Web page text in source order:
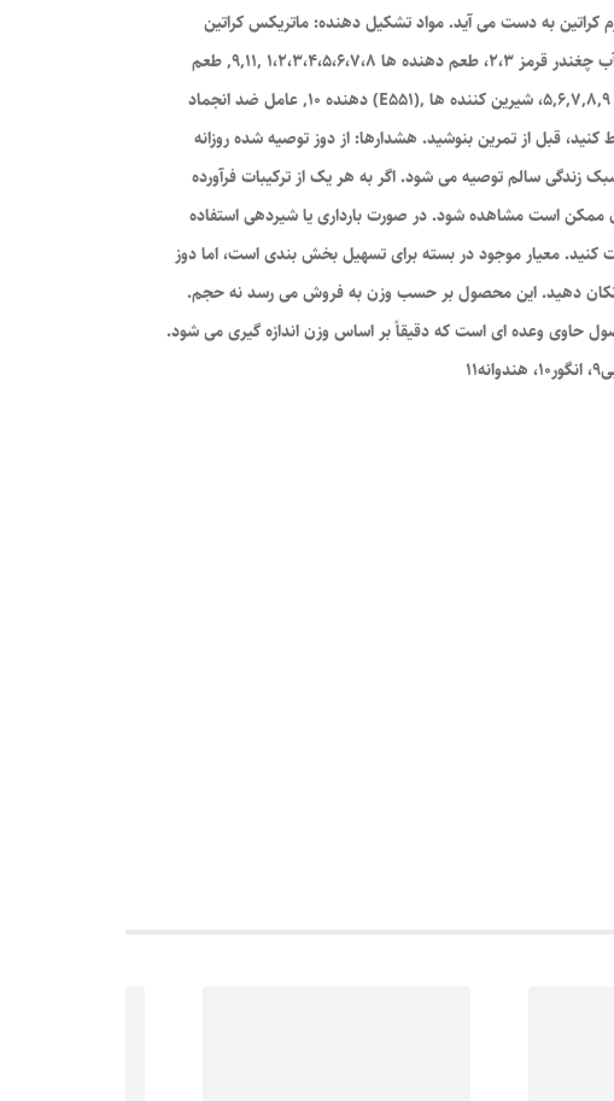
عملکرد بدنی را در دوره های متوالی تمرینات کوتاه مدت و با شدت بالا افزایش می دهد. اثر مفید با مصرف روزانه 3 گرم کراتین به دست می آید. مواد تشکیل دهنده: ماتریکس کراتین
(کراتین مونوهیدرات، تری کراتین مالات، منیزیم کراتین کلات، کراتین هیدروکلراید)، تنظیم کننده اسیدیته (اسید سیتریک)، کنسانتره آب چغندر قرمز 2،3، طعم دهنده ها 1،2،3،4،5،6،7،8 ,9,11, طعم
دهنده 10, عامل ضد انجماد (E551), کنسانتره آب چغندر قرمز 5,6,7,8,9، شیرین کننده ها (سوکرالوز، آسه سولفام K)، رنگ/s [(E160a)1،2،4،5 ,8, (E104)1, (E163)3,10,11, (E132)9]. E104: ممکن
باشد. استفاده توصیه شده: 1 پیمانه پودر (5.7 گرم) را با 150 میلی لیتر آب مخلوط کنید، قبل از تمرین بنوشید. هشدارها: از دوز توصیه شده روزانه
زندگی سالم توصیه می شود. اگر به هر یک از ترکیبات فرآورده
ممکن است مشاهده شود. در صورت بارداری یا شیردهی استفاده
معیار موجود در بسته برای تسهیل بخش بندی است، اما دوز
تکان دهید. این محصول بر حسب وزن به فروش می رسد نه حجم.
حاوی وعده ای است که دقیقاً بر اساس وزن اندازه گیری می شود.